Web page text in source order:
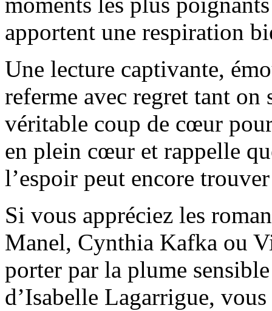
apportent une respiration
Une lecture captivante,
referme avec regret tant on
véritable coup de cœur
en plein cœur et rappelle
l’espoir peut encore
Si vous appréciez les
Manel, Cynthia Kafka ou
porter par la plume
d’Isabelle Lagarrigue,